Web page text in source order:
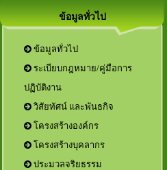
ข้อมูลทั่วไป
ข้อมูลทั่วไป
ระเบียบกฎหมาย/คู่มือการ
ปฏิบัติงาน
วิสัยทัศน์ และพันธกิจ
โครงสร้างองค์กร
โครงสร้างบุคลากร
ประมวลจริยธรรม